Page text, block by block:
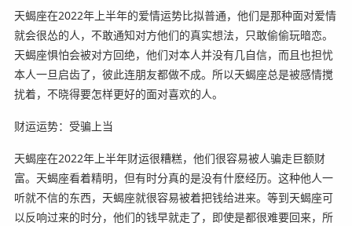
天蝎座在2022年上半年的爱情运势比拟普通，他们是那种面对爱情
就会很怂的人，不敢通知对方他们的真实想法，只敢偷偷玩暗恋。
天蝎座惧怕会被对方回绝，他们对本人并没有几自信，而且也担忧
本人一旦启齿了，彼此连朋友都做不成。所以天蝎座总是被感情搅
扰着，不晓得要怎样更好的面对喜欢的人。
财运运势：受骗上当
天蝎座在2022年上半年财运很糟糕，他们很容易被人骗走巨额财
富。天蝎座看着精明，但有时分真的是没有什麽经历。这种他人一
听就不信的东西，天蝎座就很容易被着把钱给进来。等到天蝎座可
以反响过来的时分，他们的钱早就走了，即使是都很难要回来，所